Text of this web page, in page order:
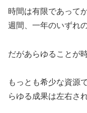
時間は有限であって
週間、一年のいずれ
だがあらゆることが
もっとも希少な資源
らゆる成果は左右され